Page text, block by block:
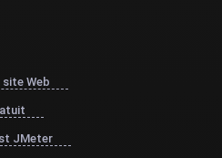
Web
JMeter